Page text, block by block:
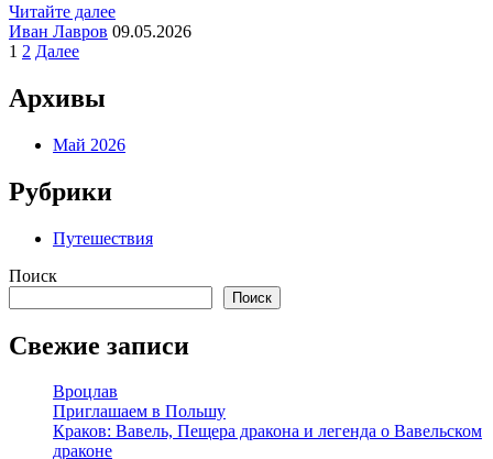
Читайте далее
Иван Лавров 09.05.2026
Пагинация
записей
1 2 Далее
Архивы
Май 2026
Рубрики
Путешествия
Поиск
Поиск
Свежие записи
Вроцлав
Приглашаем в Польшу
Краков: Вавель, Пещера дракона и легенда о Вавельском
драконе